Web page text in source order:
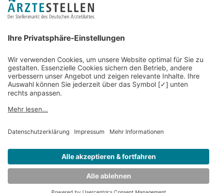
Recruiting-Podcast
Kontakt
Datenschutz
Newsletter
Entwickelt durchJOBIQO